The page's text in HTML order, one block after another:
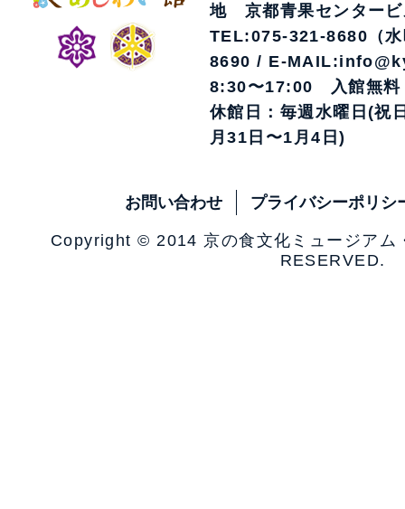
地 京都青果センタービ
TEL:075-321-8680（
8690 / E-
8:30〜17:00 入館無料
休館日：毎週水曜日(祝
月31日〜1月4日)
お問い合わせ プライバシーポリシ
Copyright © 2014 京の食文化ミュージア
RESERVED.